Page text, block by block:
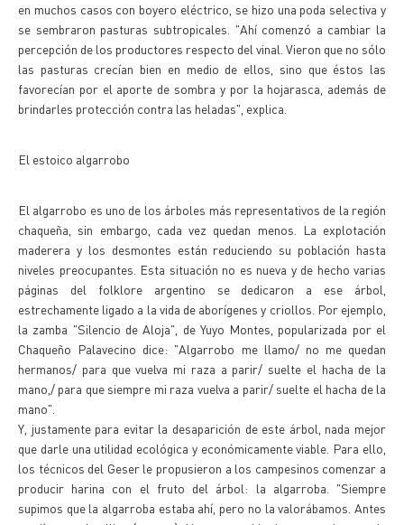
en muchos casos con boyero eléctrico, se hizo una poda selectiva y
se sembraron pasturas subtropicales. "Ahí comenzó a cambiar la
percepción de los productores respecto del vinal. Vieron que no sólo
las pasturas crecían bien en medio de ellos, sino que éstos las
favorecían por el aporte de sombra y por la hojarasca, además de
brindarles protección contra las heladas", explica.
El estoico algarrobo
El algarrobo es uno de los árboles más representativos de la región
chaqueña, sin embargo, cada vez quedan menos. La explotación
maderera y los desmontes están reduciendo su población hasta
niveles preocupantes. Esta situación no es nueva y de hecho varias
páginas del folklore argentino se dedicaron a ese árbol,
estrechamente ligado a la vida de aborígenes y criollos. Por ejemplo,
la zamba "Silencio de Aloja", de Yuyo Montes, popularizada por el
Chaqueño Palavecino dice: "Algarrobo me llamo/ no me quedan
hermanos/ para que vuelva mi raza a parir/ suelte el hacha de la
mano,/ para que siempre mi raza vuelva a parir/ suelte el hacha de la
mano".
Y, justamente para evitar la desaparición de este árbol, nada mejor
que darle una utilidad ecológica y económicamente viable. Para ello,
los técnicos del Geser le propusieron a los campesinos comenzar a
producir harina con el fruto del árbol: la algarroba. "Siempre
supimos que la algarroba estaba ahí, pero no la valorábamos. Antes